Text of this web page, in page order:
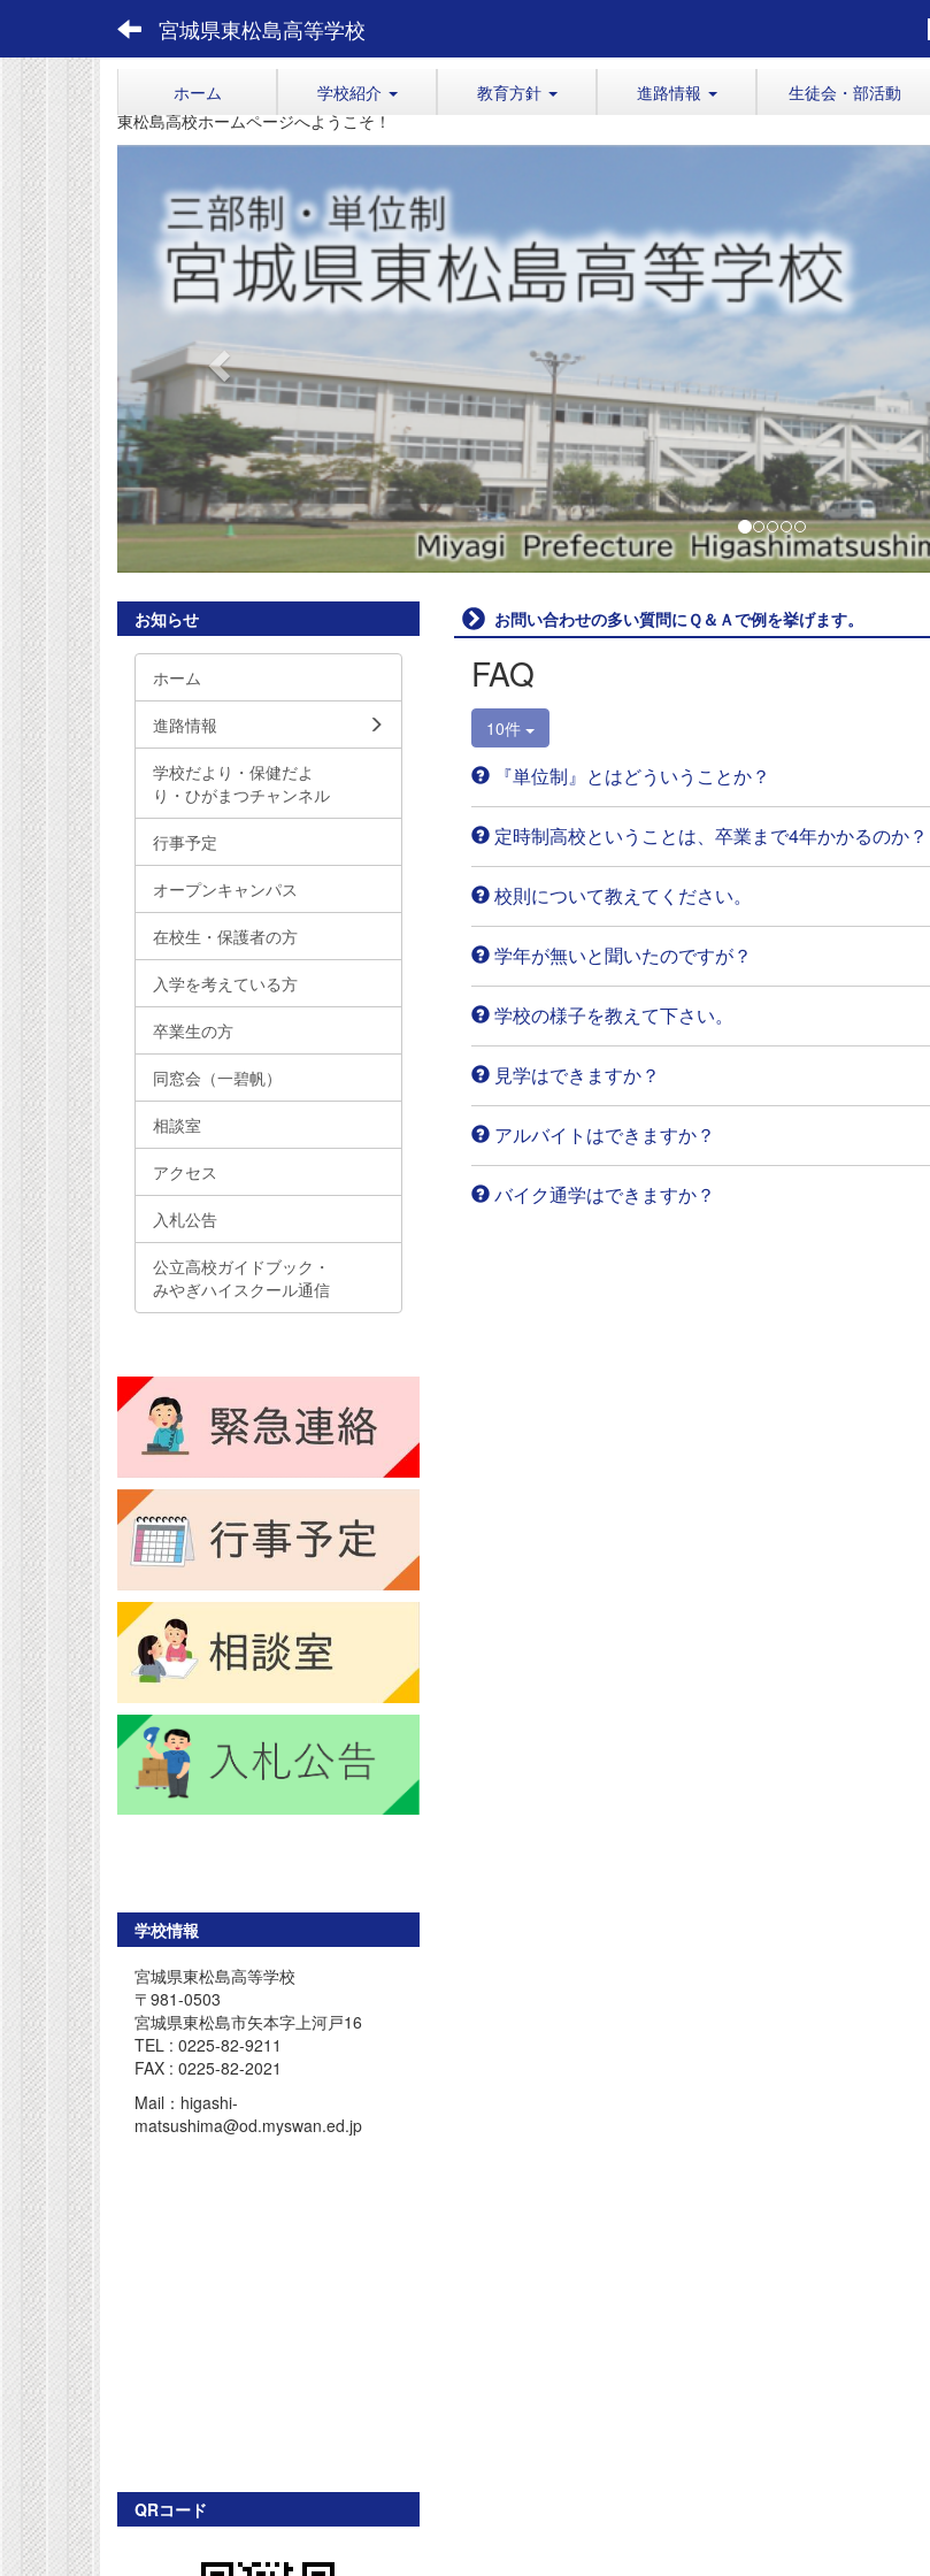
宮城県東松島高等学校
ホーム 学校紹介 教育方針 進路情報 生徒会・部活動
東松島高校ホームページへようこそ！
r
e
v
i
o
u
s
お問い合わせの多い質問にＱ＆Ａで例を挙げます。
FAQ
10件
『単位制』とはどういうことか？
定時制高校ということは、卒業まで4年かかるのか？
校則について教えてください。
学年が無いと聞いたのですが？
学校の様子を教えて下さい。
見学はできますか？
アルバイトはできますか？
バイク通学はできますか？
お知らせ
ホーム
進路情報
学校だより・保健だよ
り・ひがまつチャンネル
行事予定
オープンキャンパス
在校生・保護者の方
入学を考えている方
卒業生の方
同窓会（一碧帆）
相談室
アクセス
入札公告
公立高校ガイドブック・
みやぎハイスクール通信
学校情報
宮城県東松島高等学校
〒981-0503
宮城県東松島市矢本字上河戸16
TEL : 0225-82-9211
FAX : 0225-82-2021
Mail：higashi-
matsushima@od.myswan.ed.jp
QRコード